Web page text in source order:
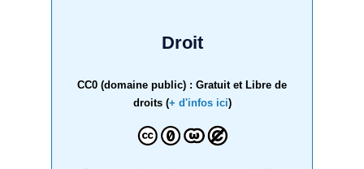
Droit
CC0 (domaine public) : Gratuit et Libre de
droits (+ d'infos ici)